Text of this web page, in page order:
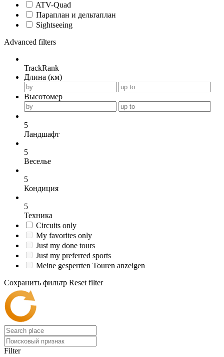
ATV-Quad
Параплан и дельтаплан
Sightseeing
Advanced filters
TrackRank
Длина (км)
Высотомер
5
Ландшафт
5
Веселье
5
Кондиция
5
Техника
Circuits only
My favorites only
Just my done tours
Just my preferred sports
Meine gesperrten Touren anzeigen
Сохранить фильтр Reset filter
Filter